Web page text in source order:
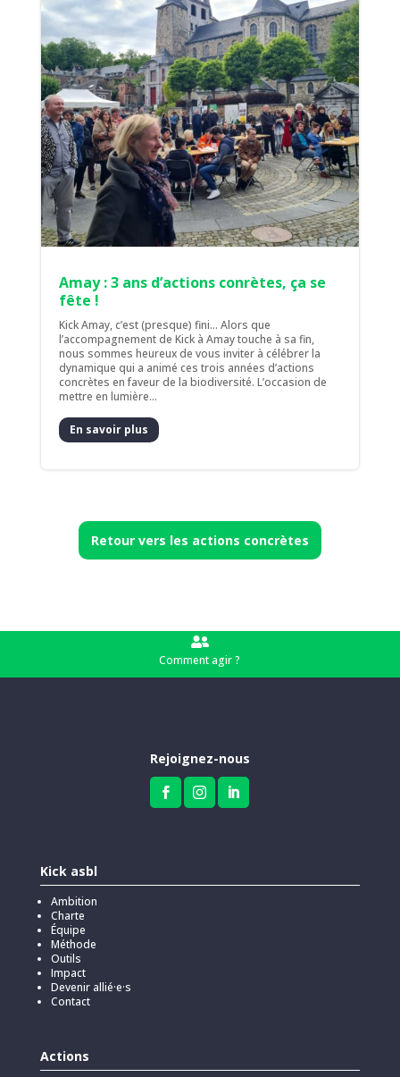
Amay : 3 ans d’actions conrètes, ça se
fête !
Kick Amay, c’est (presque) fini... Alors que
l’accompagnement de Kick à Amay touche à sa fin,
nous sommes heureux de vous inviter à célébrer la
dynamique qui a animé ces trois années d’actions
concrètes en faveur de la biodiversité. L’occasion de
mettre en lumière...
En savoir plus
Retour vers les actions concrètes

Comment agir ?
Rejoignez-nous
  
Kick asbl
Ambition
Charte
Équipe
Méthode
Outils
Impact
Devenir allié·e·s
Contact
Actions